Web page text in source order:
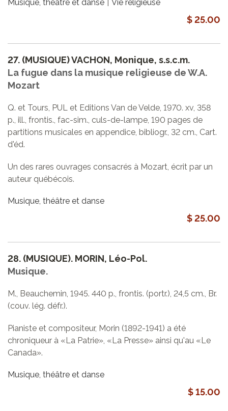
Musique, théâtre et danse Vie religieuse
$ 25.00
27. (MUSIQUE) VACHON, Monique, s.s.c.m.
La fugue dans la musique religieuse de W.A.
Mozart
Q. et Tours, PUL et Editions Van de Velde, 1970. xv, 358
p., ill., frontis., fac-sim., culs-de-lampe, 190 pages de
partitions musicales en appendice, bibliogr., 32 cm., Cart.
d'éd.
Un des rares ouvrages consacrés à Mozart, écrit par un
auteur québécois.
Musique, théâtre et danse
$ 25.00
28. (MUSIQUE). MORIN, Léo-Pol.
Musique.
M., Beauchemin, 1945. 440 p., frontis. (portr.), 24,5 cm., Br.
(couv. lég. défr.).
Pianiste et compositeur, Morin (1892-1941) a été
chroniqueur à «La Patrie», «La Presse» ainsi qu'au «Le
Canada».
Musique, théâtre et danse
$ 15.00